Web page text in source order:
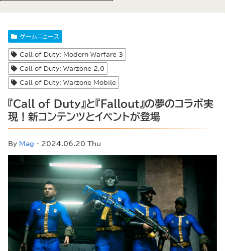
ゲームニュース
Call of Duty: Modern Warfare 3
Call of Duty: Warzone 2.0
Call of Duty: Warzone Mobile
『Call of Duty』と『Fallout』の夢のコラボ実
現！新コンテンツとイベントが登場
By Mag - 2024.06.20 Thu